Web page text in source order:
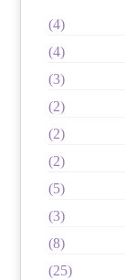
(4)
(4)
(3)
(2)
(2)
(2)
(5)
(3)
(8)
(25)